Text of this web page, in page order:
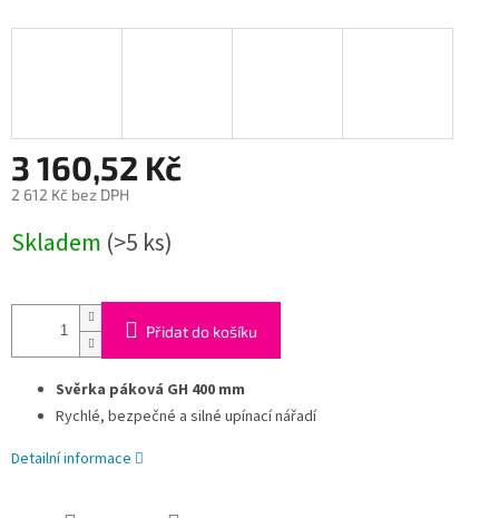
3 160,52 Kč
2 612 Kč bez DPH
cena:
Skladem (>5 ks)
Přidat do košíku
Svěrka páková GH 400 mm
Rychlé, bezpečné a silné upínací nářadí
Detailní informace